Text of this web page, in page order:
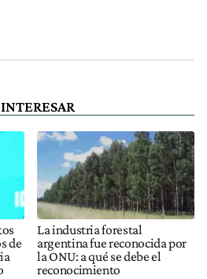
de
La industria forestal
argentina fue reconocida por
la ONU: a qué se debe el
reconocimiento